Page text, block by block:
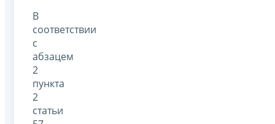
В
соответствии
с
абзацем
2
пункта
2
статьи